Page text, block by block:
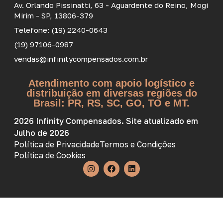
Av. Orlando Pissinatti, 63 - Aguardente do Reino, Mogi
Mirim - SP, 13806-379
Telefone: (19) 2240-0643
(19) 97106-0987
vendas@infinitycompensados.com.br
Atendimento com apoio logístico e
distribuição em diversas regiões do
Brasil: PR, RS, SC, GO, TO e MT.
2026 Infinity Compensados. Site atualizado em
Julho de 2026
Política de PrivacidadeTermos e Condições
Política de Cookies